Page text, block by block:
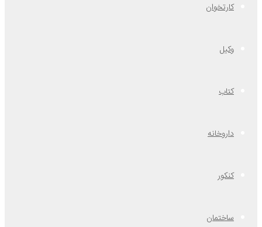
کارتخوان
وکیل
کتاب
داروخانه
کنکور
ساختمان